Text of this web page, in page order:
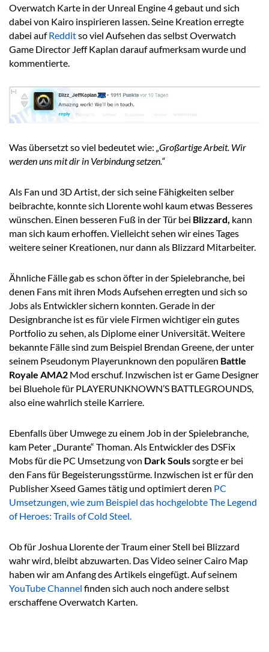
Overwatch Karte in der Unreal Engine 4 gebaut und sich
dabei von Kairo inspirieren lassen. Seine Kreation erregte
dabei aufRedditso viel Aufsehen das selbst Overwatch
Game Director Jeff Kaplan darauf aufmerksam wurde und
kommentierte.
Was übersetzt so viel bedeutet wie: „Großartige Arbeit. Wir
werden uns mit dir in Verbindung setzen.“
Als Fan und 3D Artist, der sich seine Fähigkeiten selber
beibrachte, konnte sich Llorente wohl kaum etwas Besseres
wünschen. Einen besseren Fuß in der Tür bei Blizzard, kann
man sich kaum erhoffen. Vielleicht sehen wir eines Tages
weitere seiner Kreationen, nur dann als Blizzard Mitarbeiter.
Ähnliche Fälle gab es schon öfter in der Spielebranche, bei
denen Fans mit ihren Mods Aufsehen erregten und sich so
Jobs als Entwickler sichern konnten. Gerade in der
Designbranche ist es für viele Firmen wichtiger ein gutes
Portfolio zu sehen, als Diplome einer Universität. Weitere
bekannte Fälle sind zum Beispiel Brendan Greene, der unter
seinem Pseudonym Playerunknown den populären Battle
Royale AMA2 Mod erschuf. Inzwischen ist er Game Designer
bei Bluehole für PLAYERUNKNOWN’S BATTLEGROUNDS,
also eine wahrlich steile Karriere.
Ebenfalls über Umwege zu einem Job in der Spielebranche,
kam Peter „Durante“ Thoman. Als Entwickler des DSFix
Mobs für die PC Umsetzung von Dark Soulssorgte er bei
den Fans für Begeisterungsstürme. Inzwischen ist er für den
Publisher Xseed Games tätig und optimiert deren PC
Umsetzungen, wie zum Beispiel das hochgelobte The Legend
of Heroes: Trails of Cold Steel.
Ob für Joshua Llorente der Traum einer Stell bei Blizzard
wahr wird, bleibt abzuwarten. Das Video seiner Cairo Map
haben wir am Anfang des Artikels eingefügt. Auf seinem
YouTube Channel finden sich auch noch andere selbst
erschaffene Overwatch Karten.